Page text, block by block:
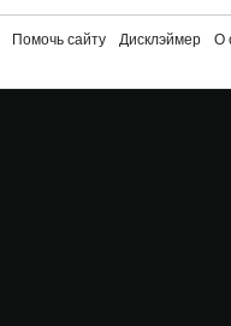
Помочь сайту Дисклэймер О